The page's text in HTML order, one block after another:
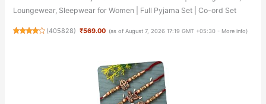
Loungewear, Sleepwear for Women | Full Pyjama Set | Co-ord Set
(405828) ₹569.00 (as of August 7, 2026 17:19 GMT +05:30 - More info)